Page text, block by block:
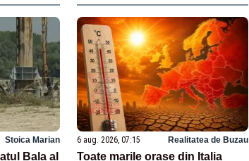
Stoica Marian
Bala al
6 aug. 2026, 07:15 Realitatea de Buzau
Toate marile orașe din Italia